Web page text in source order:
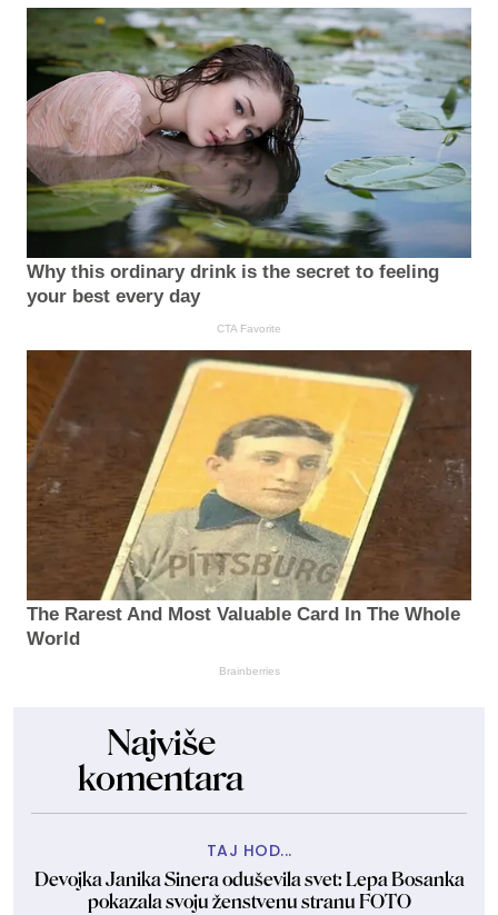
Why this ordinary drink is the secret to feeling
your best every day
CTA Favorite
The Rarest And Most Valuable Card In The Whole
World
Brainberries
Najviše
komentara
TAJ HOD...
Devojka Janika Sinera oduševila svet: Lepa Bosanka
pokazala svoju ženstvenu stranu FOTO